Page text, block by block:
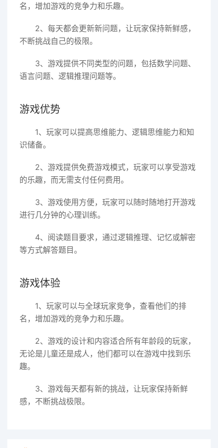
名，增加游戏的竞争力和乐趣。
2、每天都会更新新问题，让玩家保持新鲜感，
不断挑战自己的极限。
3、游戏提供不同类型的问题，包括数学问题、
语言问题、逻辑推理问题等。
游戏优势
1、玩家可以提高思维能力、逻辑思维能力和知
识储备。
2、游戏提供免费游戏模式，玩家可以享受游戏
的乐趣，而无需支付任何费用。
3、游戏使用方便，玩家可以随时随地打开游戏
进行几分钟的心理训练。
4、阅读题目要求，通过逻辑推理、记忆或解密
等方式解答题目。
游戏体验
1、玩家可以与全球玩家竞争，查看他们的排
名，增加游戏的竞争力和乐趣。
2、游戏的设计和内容适合所有年龄段的玩家，
无论是儿童还是成人，他们都可以在游戏中找到乐
趣。
3、游戏每天都有新的挑战，让玩家保持新鲜
感，不断挑战极限。